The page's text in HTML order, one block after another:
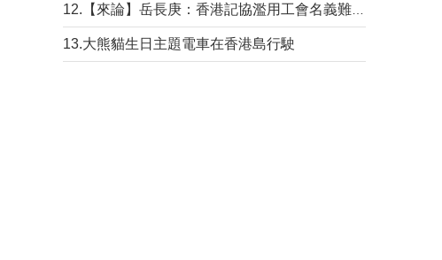
13.大熊貓生日主題電車在香港島行駛